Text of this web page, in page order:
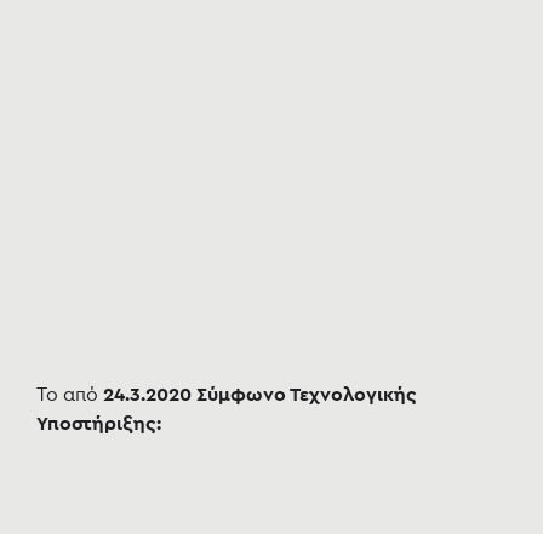
To από 24.3.2020 Σύμφωνο Τεχνολογικής
Υποστήριξης: